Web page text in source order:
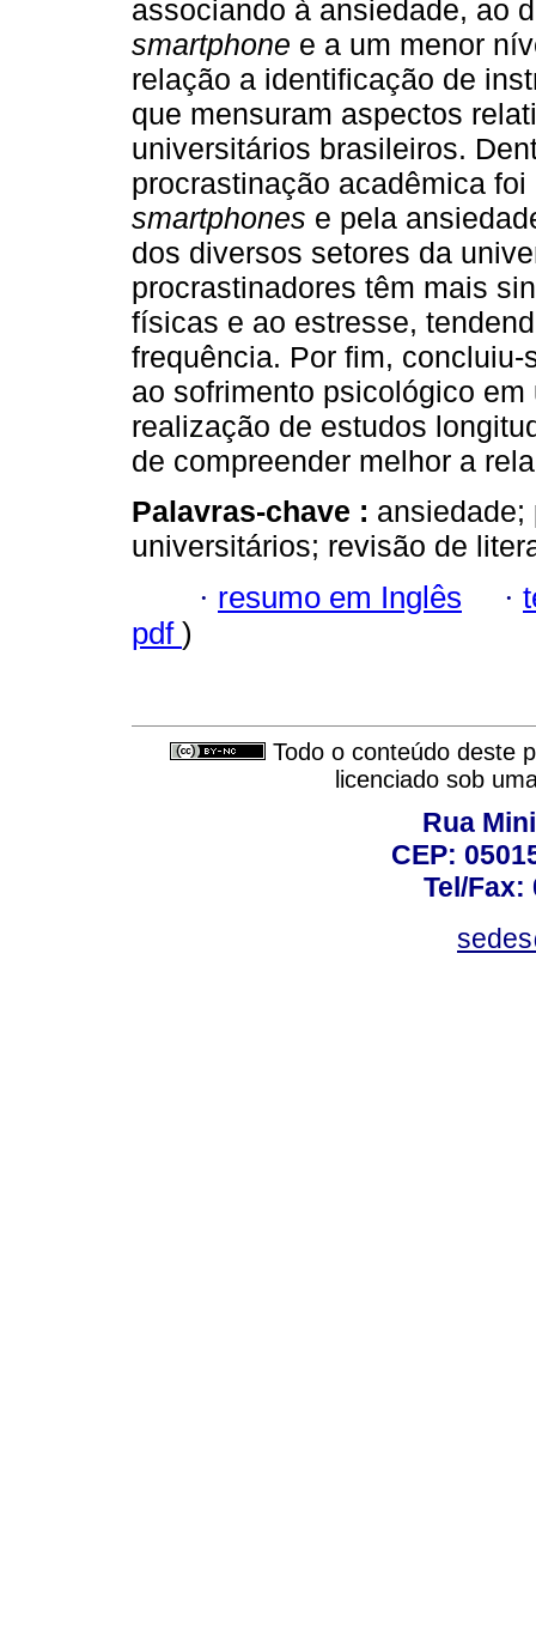
associando à ansiedade, ao
smartphone e a um menor
relação a identificação de
que mensuram aspectos
universitários brasileiros.
procrastinação acadêmica
smartphones e pela
dos diversos setores da
procrastinadores têm mais
físicas e ao estresse,
frequência. Por fim,
ao sofrimento psicológico
realização de estudos
de compreender melhor a
Palavras-chave : ansiedade;
universitários; revisão de
· resumo em Inglês ·
pdf )
Todo o conteúdo deste
licenciado sob
Rua
CEP:
Tel/Fax: